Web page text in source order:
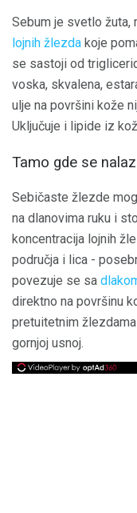
Sebum je svetlo žuta,
lojnih žlezda koje
se sastoji od
voska, skvalena,
ulje na površini kože
Uključuje i lipide iz
Tamo gde se
Sebičaste žlezde
na dlanovima ruku i
koncentracija lojnih
područja i lica -
povezuje se sa
direktno na površinu
pretuitetnim
gornjoj usnoj.